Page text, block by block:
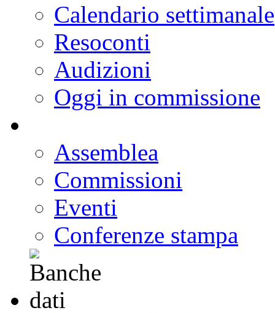
Calendario settimanale
Resoconti
Audizioni
Oggi in commissione
Assemblea
Commissioni
Eventi
Conferenze stampa